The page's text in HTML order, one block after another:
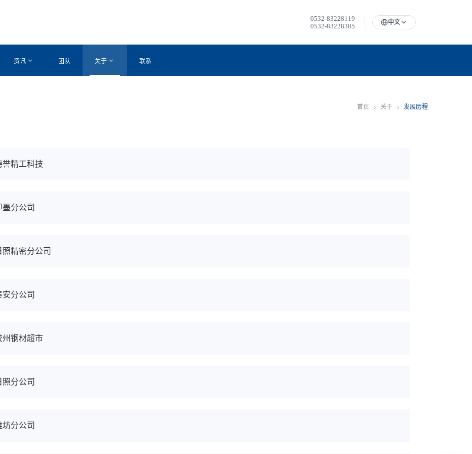
0532-83228119
0532-83228385
中文
资讯 团队 关于 联系
首页 关于 发展历程
誉精工科技
墨分公司
照精密分公司
安分公司
州钢材超市
照分公司
坊分公司